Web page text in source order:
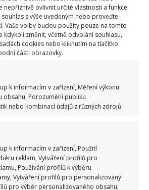
nepříznivě ovlivnit určité vlastnosti a funkce.
s výše uvedeným nebo proveďte
Vaše volby budou použity pouze na tomto
kdykoli změnit, včetně odvolání souhlasu,
cookies nebo kliknutím na tlačítko
části obrazovky.
k informacím v zařízení, Měření výkonu
obsahu, Porozumění publiku
nebo kombinací údajů z různých zdrojů.
k informacím v zařízení, Použití
reklam, Vytváření profilů pro
Používání profilů k výběru
Vytváření profilů pro personalizovaný
pro výběr personalizovaného obsahu,
,ChefDonnaAtHome